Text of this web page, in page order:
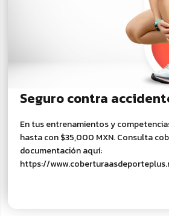
Seguro contra
En tus entrenamientos y
hasta con $35,000 MXN. Consulta
documentación aquí:
https://